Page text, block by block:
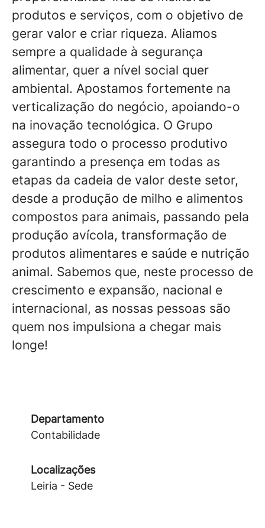
produtos e serviços, com o objetivo de
gerar valor e criar riqueza. Aliamos
sempre a qualidade à segurança
alimentar, quer a nível social quer
ambiental. Apostamos fortemente na
verticalização do negócio, apoiando-o
na inovação tecnológica. O Grupo
assegura todo o processo produtivo
garantindo a presença em todas as
etapas da cadeia de valor deste setor,
desde a produção de milho e alimentos
compostos para animais, passando pela
produção avícola, transformação de
produtos alimentares e saúde e nutrição
animal. Sabemos que, neste processo de
crescimento e expansão, nacional e
internacional, as nossas pessoas são
quem nos impulsiona a chegar mais
longe!
Departamento
Contabilidade
Localizações
Leiria - Sede